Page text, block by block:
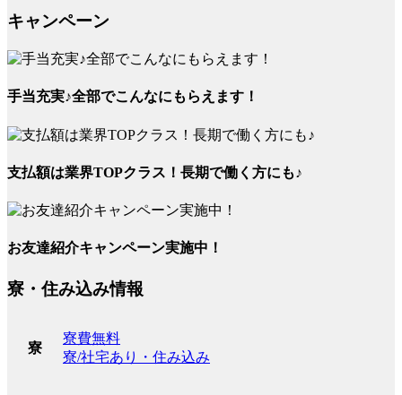
キャンペーン
手当充実♪全部でこんなにもらえます！
支払額は業界TOPクラス！長期で働く方にも♪
お友達紹介キャンペーン実施中！
寮・住み込み情報
寮
寮費無料
寮/社宅あり・住み込み